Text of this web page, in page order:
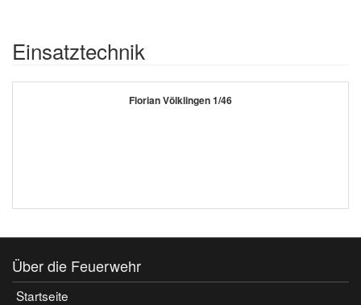
Einsatztechnik
Florian Völklingen 1/46
Über die Feuerwehr
Startseite